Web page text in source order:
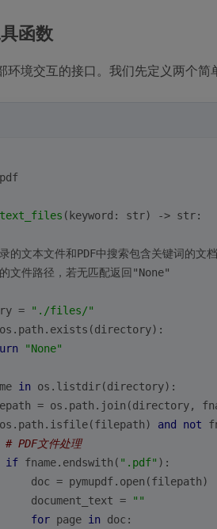
函数
环境交互的接口。我们先定义两个简
( keyword: str) -> str:
的文本文件和PDF中搜索包含关键词的文档
文件路径，若无匹配返回"None"
=
"./files/"
os.path.exists(directory):
"None"
in os.listdir(directory):
= os.path.join(directory,
os.path.isfile(filepath) and not
# PDF文件处理
if fname.endswith( ".pdf" ):
doc = pymupdf.
open (filepath)
document_text =
""
for page in doc: